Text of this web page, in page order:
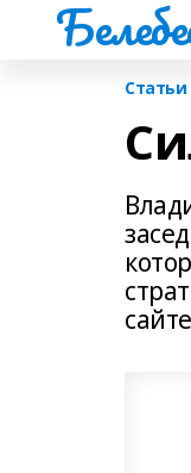
Статьи